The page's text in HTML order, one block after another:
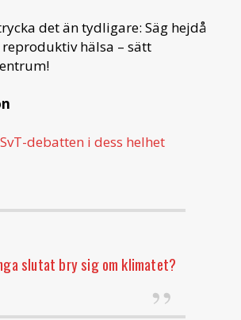
det än tydligare: Säg hejdå
hälsa – sätt
debatten i dess helhet
slutat bry sig om klimatet?